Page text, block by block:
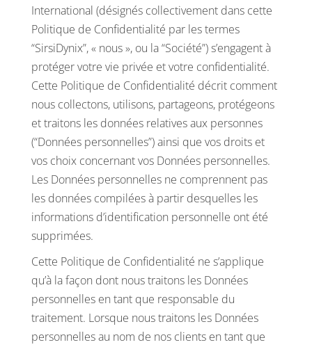
International (désignés collectivement dans cette
Politique de Confidentialité par les termes
“SirsiDynix”, « nous », ou la “Société”) s’engagent à
protéger votre vie privée et votre confidentialité.
Cette Politique de Confidentialité décrit comment
nous collectons, utilisons, partageons, protégeons
et traitons les données relatives aux personnes
(“Données personnelles”) ainsi que vos droits et
vos choix concernant vos Données personnelles.
Les Données personnelles ne comprennent pas
les données compilées à partir desquelles les
informations d’identification personnelle ont été
supprimées.
Cette Politique de Confidentialité ne s’applique
qu’à la façon dont nous traitons les Données
personnelles en tant que responsable du
traitement. Lorsque nous traitons les Données
personnelles au nom de nos clients en tant que